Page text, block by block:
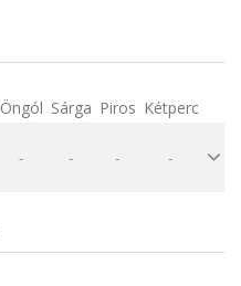
Öngól Sárga Piros Kétperc
- - - -